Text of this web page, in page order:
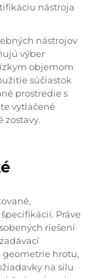
nástroja
nástrojov
výber
objemom
súčiastok
prostredie s
vytlačené
zostavy.
Práve
riešení
hrotu,
na silu